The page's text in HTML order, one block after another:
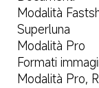
Modalità
Superluna
Modalità Pro
Formati
Modalità Pro,